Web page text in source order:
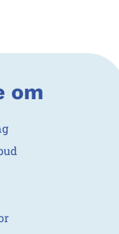
om